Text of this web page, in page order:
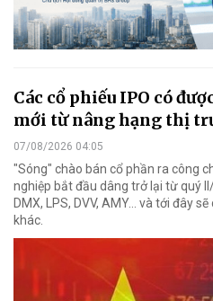
Các cổ phiếu IPO có
mới từ nâng hạng thị
07/08/2026 04:05
"Sóng" chào bán cổ phần ra công
nghiệp bắt đầu dâng trở lại từ quý
DMX, LPS, DVV, AMY... và tới đây
khác.